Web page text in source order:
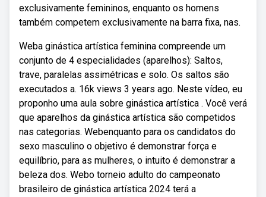
exclusivamente femininos, enquanto os homens
também competem exclusivamente na barra fixa, nas.
Weba ginástica artística feminina compreende um
conjunto de 4 especialidades (aparelhos): Saltos,
trave, paralelas assimétricas e solo. Os saltos são
executados a. 16k views 3 years ago. Neste vídeo, eu
proponho uma aula sobre ginástica artística . Você verá
que aparelhos da ginástica artística são competidos
nas categorias. Webenquanto para os candidatos do
sexo masculino o objetivo é demonstrar força e
equilíbrio, para as mulheres, o intuito é demonstrar a
beleza dos. Webo torneio adulto do campeonato
brasileiro de ginástica artística 2024 terá a